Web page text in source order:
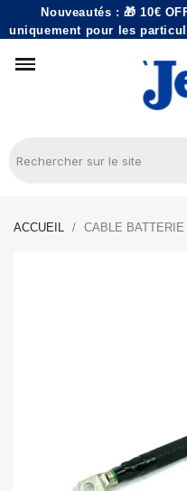
Nouveautés : 🎁 10€
uniquement pour les
ACCUEIL CABLE